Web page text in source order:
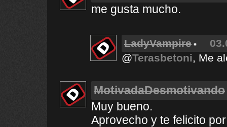
me gusta mucho.
LadyVampire
@Terasbetoni, Me
MotivadaDesmotivando
Muy bueno.
Aprovecho y te felicito